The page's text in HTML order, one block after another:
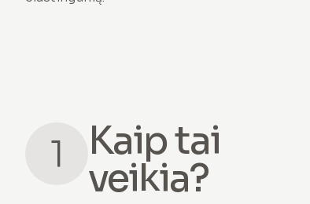
1 Kaip tai
veikia?